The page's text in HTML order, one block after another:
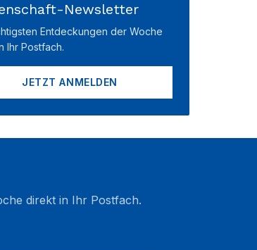
Newsletter
Entdeckungen der Woche
Ihr Postfach.
JETZT ANMELDEN
direkt in Ihr Postfach.